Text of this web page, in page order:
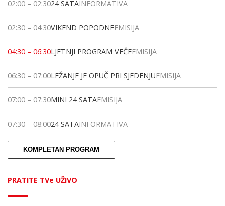
02:00 – 02:3024 SATAINFORMATIVA
02:30 – 04:30VIKEND POPODNEEMISIJA
04:30 – 06:30LJETNJI PROGRAM VEČEEMISIJA
06:30 – 07:00LEŽANJE JE OPUČ PRI SJEDENJUEMISIJA
07:00 – 07:30MINI 24 SATAEMISIJA
07:30 – 08:0024 SATAINFORMATIVA
KOMPLETAN PROGRAM
PRATITE TVe UŽIVO